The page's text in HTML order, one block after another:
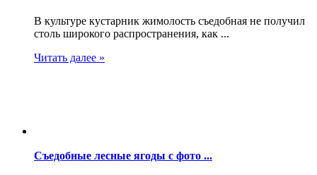
В культуре кустарник жимолость съедобная не получил
столь широкого распространения, как ...
Читать далее »
Съедобные лесные ягоды с фото ...